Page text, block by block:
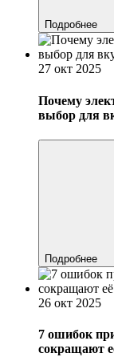
Подробнее
27 окт 2025
Почему
выбор для
Подробнее
26 окт 2025
7 ошибок
сокращают